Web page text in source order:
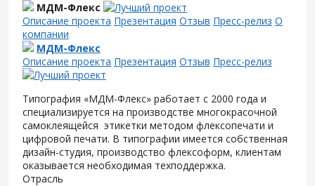
МДМ-Флекс
Описание проекта Презентация Отзыв Пресс-релиз О
компании
МДМ-Флекс
Описание проекта Презентация Отзыв Пресс-релиз
Типография «МДМ-Флекс» работает с 2000 года и
специализируется на производстве многокрасочной
самоклеящейся этикетки методом флексопечати и
цифровой печати. В типографии имеется собственная
дизайн-студия, производство флексоформ, клиентам
оказывается необходимая техподдержка.
Отрасль